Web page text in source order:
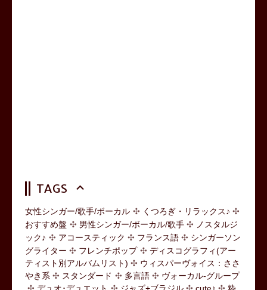
TAGS
女性シンガー/歌手/ボーカル
くつろぎ・リラックス♪
おすすめ盤
男性シンガー/ボーカル/歌手
ノスタルジ
ック♪
アコースティック フランス語
シンガーソン
グライター
フレンチポップ
ディスコグラフィ(アー
ティスト別アルバムリスト)
ウィスパーヴォイス：ささ
やき系
スタンダード 多言語
ヴォーカル-グループ